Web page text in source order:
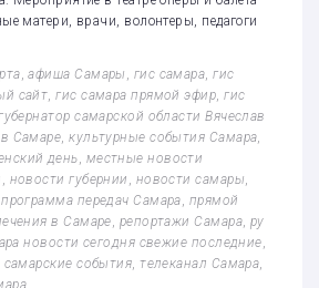
матери, врачи, волонтеры, педагоги
,афиша Самары гис самара ,гис
сайт ,гис самара прямой эфир ,гис
самарской области Вячеслав
Самаре ,культурные события Самара
день местные новости
новости губернии новости самары
,программа передач Самара прямой
в Самаре репортажи Самара, ру
новости сегодня свежие последние
самарские события ,телеканал Самара